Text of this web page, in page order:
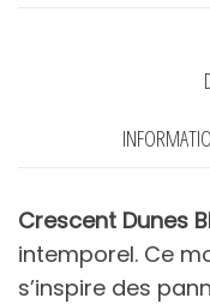
Crescent Dunes
intemporel. Ce
s’inspire des